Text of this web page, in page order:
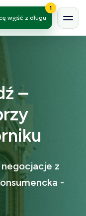
wyjść z długu
1
–
z
-